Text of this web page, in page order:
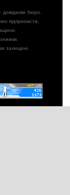
бюро.
підприємств,
захищені.